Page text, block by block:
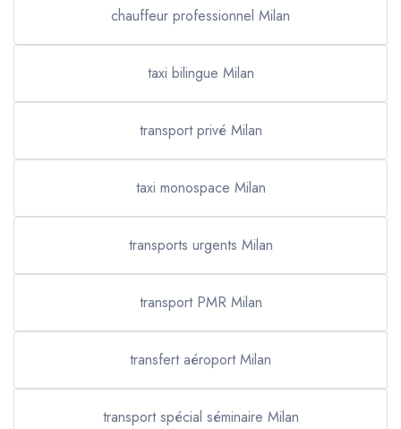
chauffeur professionnel Milan
taxi bilingue Milan
transport privé Milan
taxi monospace Milan
transports urgents Milan
transport PMR Milan
transfert aéroport Milan
transport spécial séminaire Milan